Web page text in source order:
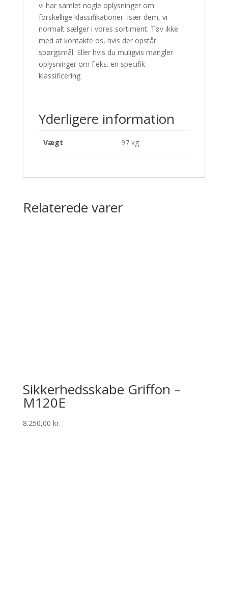
vi har samlet nogle oplysninger om
forskellige klassifikationer. Især dem, vi
normalt sælger i vores sortiment. Tøv ikke
med at kontakte os, hvis der opstår
spørgsmål. Eller hvis du muligvis mangler
oplysninger om f.eks. en specifik
klassificering.
Yderligere information
Vægt 97 kg
Relaterede varer
Sikkerhedsskabe Griffon –
M120E
8.250,00 kr.